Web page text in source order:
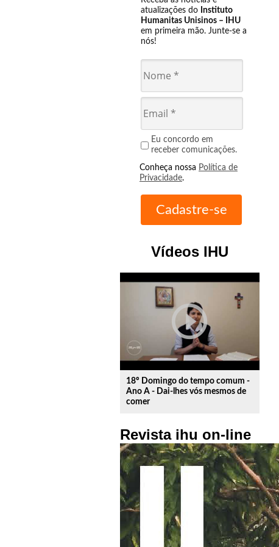
atualizações do Instituto
Humanitas Unisinos – IHU
em primeira mão. Junte-se a
nós!
Eu concordo em
receber comunicações.
Conheça nossa Política de
Privacidade.
Vídeos IHU
play_circle_outline
18º Domingo do tempo comum -
Ano A - Dai-lhes vós mesmos de
comer
Revista ihu on-line